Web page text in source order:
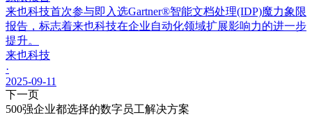
来也科技首次参与即入选Gartner®智能文档处理(IDP)魔力象限
报告，标志着来也科技在企业自动化领域扩展影响力的进一步
提升。
来也科技
·
2025-09-11
下一页
500强企业都选择的数字员工解决方案